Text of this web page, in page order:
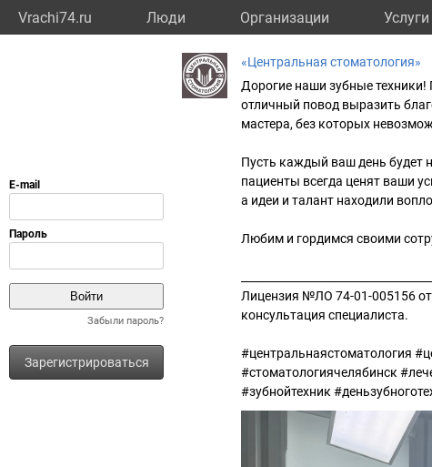
Vrachi74.ru Люди Организации Услуги
Забыли пароль?
Зарегистрироваться
«Центральная стоматология»
Дорогие наши зубные
отличный повод выразить
мастера, без которых
Пусть каждый ваш день будет
пациенты всегда ценят ваши
а идеи и талант находили
Любим и гордимся своими
Лицензия №ЛО 74-01-005156
консультация специалиста.
#центральнаястоматология
#стоматологиячелябинск
#зубнойтехник